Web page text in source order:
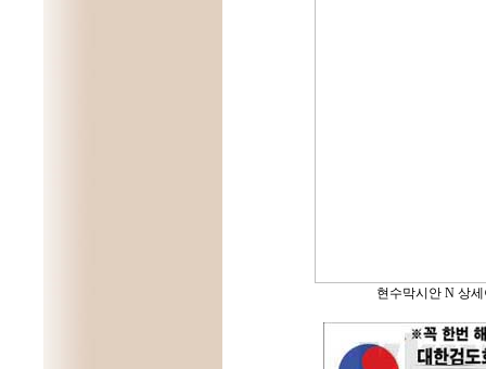
현수막시안 N 상